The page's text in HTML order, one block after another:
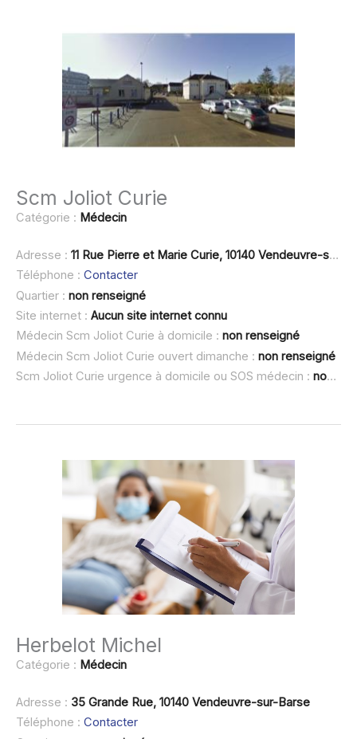
Scm Joliot Curie
Catégorie : Médecin
Adresse : 11 Rue Pierre et Marie Curie, 10140 Vendeuvre-sur-Barse
Téléphone : Contacter
Quartier : non renseigné
Site internet : Aucun site internet connu
Médecin Scm Joliot Curie à domicile : non renseigné
Médecin Scm Joliot Curie ouvert dimanche : non renseigné
Scm Joliot Curie urgence à domicile ou SOS médecin : non renseigné
Herbelot Michel
Catégorie : Médecin
Adresse : 35 Grande Rue, 10140 Vendeuvre-sur-Barse
Téléphone : Contacter